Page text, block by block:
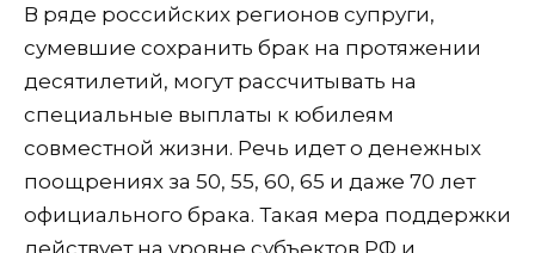
В ряде российских регионов супруги,
сумевшие сохранить брак на протяжении
десятилетий, могут рассчитывать на
специальные выплаты к юбилеям
совместной жизни. Речь идет о денежных
поощрениях за 50, 55, 60, 65 и даже 70 лет
официального брака. Такая мера поддержки
действует на уровне субъектов РФ и